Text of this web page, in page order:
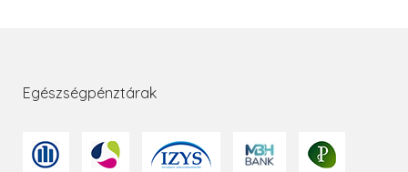
Egészségpénztárak